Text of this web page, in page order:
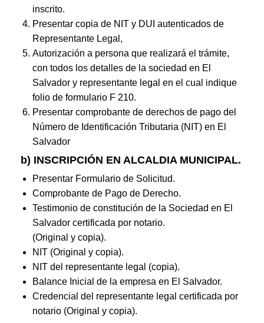
inscrito.
Presentar copia de NIT y DUI autenticados de
Representante Legal,
Autorización a persona que realizará el trámite,
con todos los detalles de la sociedad en El
Salvador y representante legal en el cual indique
folio de formulario F 210.
Presentar comprobante de derechos de pago del
Número de Identificación Tributaria (NIT) en El
Salvador
b) INSCRIPCIÓN EN ALCALDIA MUNICIPAL.
Presentar Formulario de Solicitud.
Comprobante de Pago de Derecho.
Testimonio de constitución de la Sociedad en El
Salvador certificada por notario.
(Original y copia).
NIT (Original y copia).
NIT del representante legal (copia).
Balance Inicial de la empresa en El Salvador.
Credencial del representante legal certificada por
notario (Original y copia).